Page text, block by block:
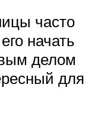
часто
начать
делом
для